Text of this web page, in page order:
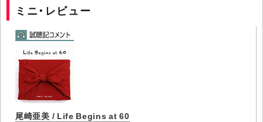
ミニ・レビュー
尾崎亜美 / Life Begins at 60